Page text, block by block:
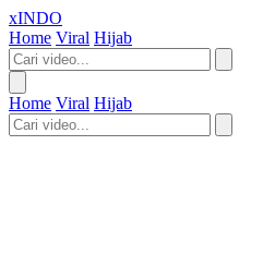
xINDO
Home Viral Hijab
Home Viral Hijab